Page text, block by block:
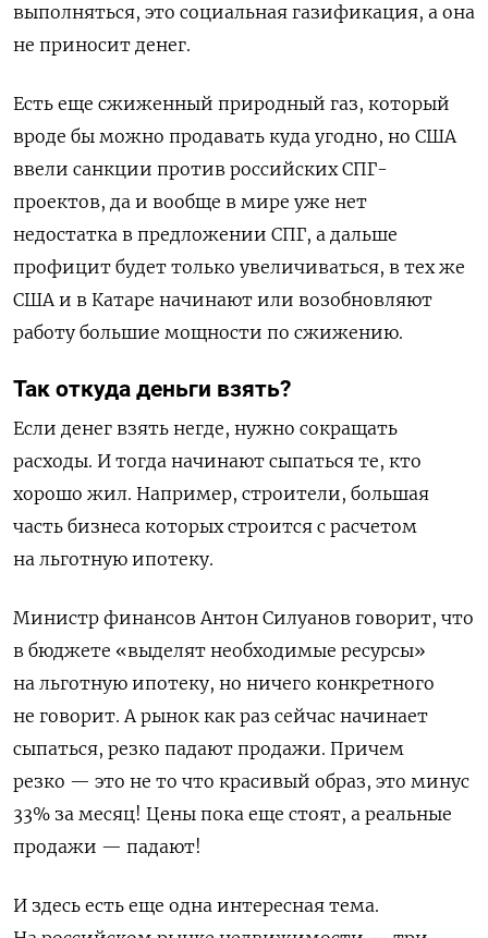
выполняться, это социальная газификация, а она
не приносит денег.
Есть еще сжиженный природный газ, который
вроде бы можно продавать куда угодно, но США
ввели санкции против российских СПГ-
проектов, да и вообще в мире уже нет
недостатка в предложении СПГ, а дальше
профицит будет только увеличиваться, в тех же
США и в Катаре начинают или возобновляют
работу большие мощности по сжижению.
Так откуда деньги взять?
Если денег взять негде, нужно сокращать
расходы. И тогда начинают сыпаться те, кто
хорошо жил. Например, строители, большая
часть бизнеса которых строится с расчетом
на льготную ипотеку.
Министр финансов Антон Силуанов говорит, что
в бюджете «выделят необходимые ресурсы»
на льготную ипотеку, но ничего конкретного
не говорит. А рынок как раз сейчас начинает
сыпаться, резко падают продажи. Причем
резко — это не то что красивый образ, это минус
33% за месяц! Цены пока еще стоят, а реальные
продажи — падают!
И здесь есть еще одна интересная тема.